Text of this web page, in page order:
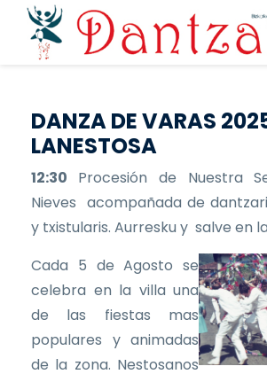
Pasar al contenido principal
DANZA DE VARAS
LANESTOSA
12:30 Procesión de Nuestra
Nieves acompañada de
y txistularis. Aurresku y salve en
Cada 5 de Agosto se
celebra en la villa una
de las fiestas mas
populares y animadas
de la zona. Nestosanos